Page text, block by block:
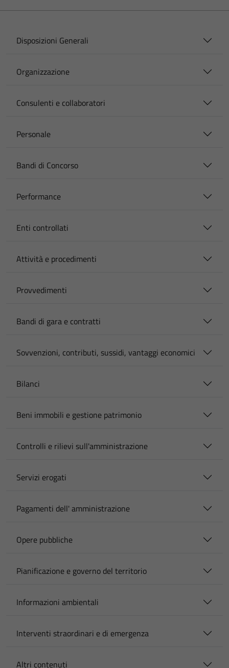
Disposizioni Generali
Organizzazione
Consulenti e collaboratori
Personale
Bandi di Concorso
Performance
Enti controllati
Attività e procedimenti
Provvedimenti
Bandi di gara e contratti
Sovvenzioni, contributi, sussidi, vantaggi economici
Bilanci
Beni immobili e gestione patrimonio
Controlli e rilievi sull'amministrazione
Servizi erogati
Pagamenti dell' amministrazione
Opere pubbliche
Pianificazione e governo del territorio
Informazioni ambientali
Interventi straordinari e di emergenza
Altri contenuti